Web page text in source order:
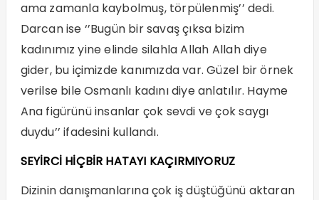
ama zamanla kaybolmuş, törpülenmiş’’ dedi.
Darcan ise ‘’Bugün bir savaş çıksa bizim
kadınımız yine elinde silahla Allah Allah diye
gider, bu içimizde kanımızda var. Güzel bir örnek
verilse bile Osmanlı kadını diye anlatılır. Hayme
Ana figürünü insanlar çok sevdi ve çok saygı
duydu’’ ifadesini kullandı.
SEYİRCİ HİÇBİR HATAYI KAÇIRMIYORUZ
Dizinin danışmanlarına çok iş düştüğünü aktaran